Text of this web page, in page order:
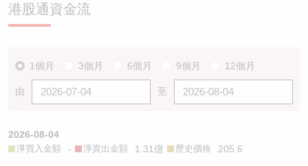
港股通資金流
1個月 3個月 6個月 9個月 12個月
由 至
2026-08-04
淨買入金額 - 淨賣出金額 1.31億 歷史價格 205.6